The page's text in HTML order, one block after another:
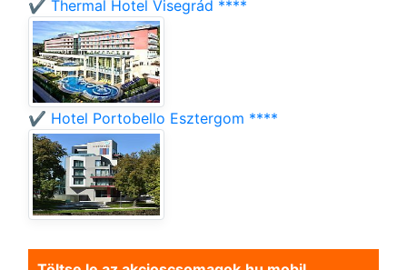
✔️ Thermal Hotel Visegrád ****
✔️ Hotel Portobello Esztergom ****